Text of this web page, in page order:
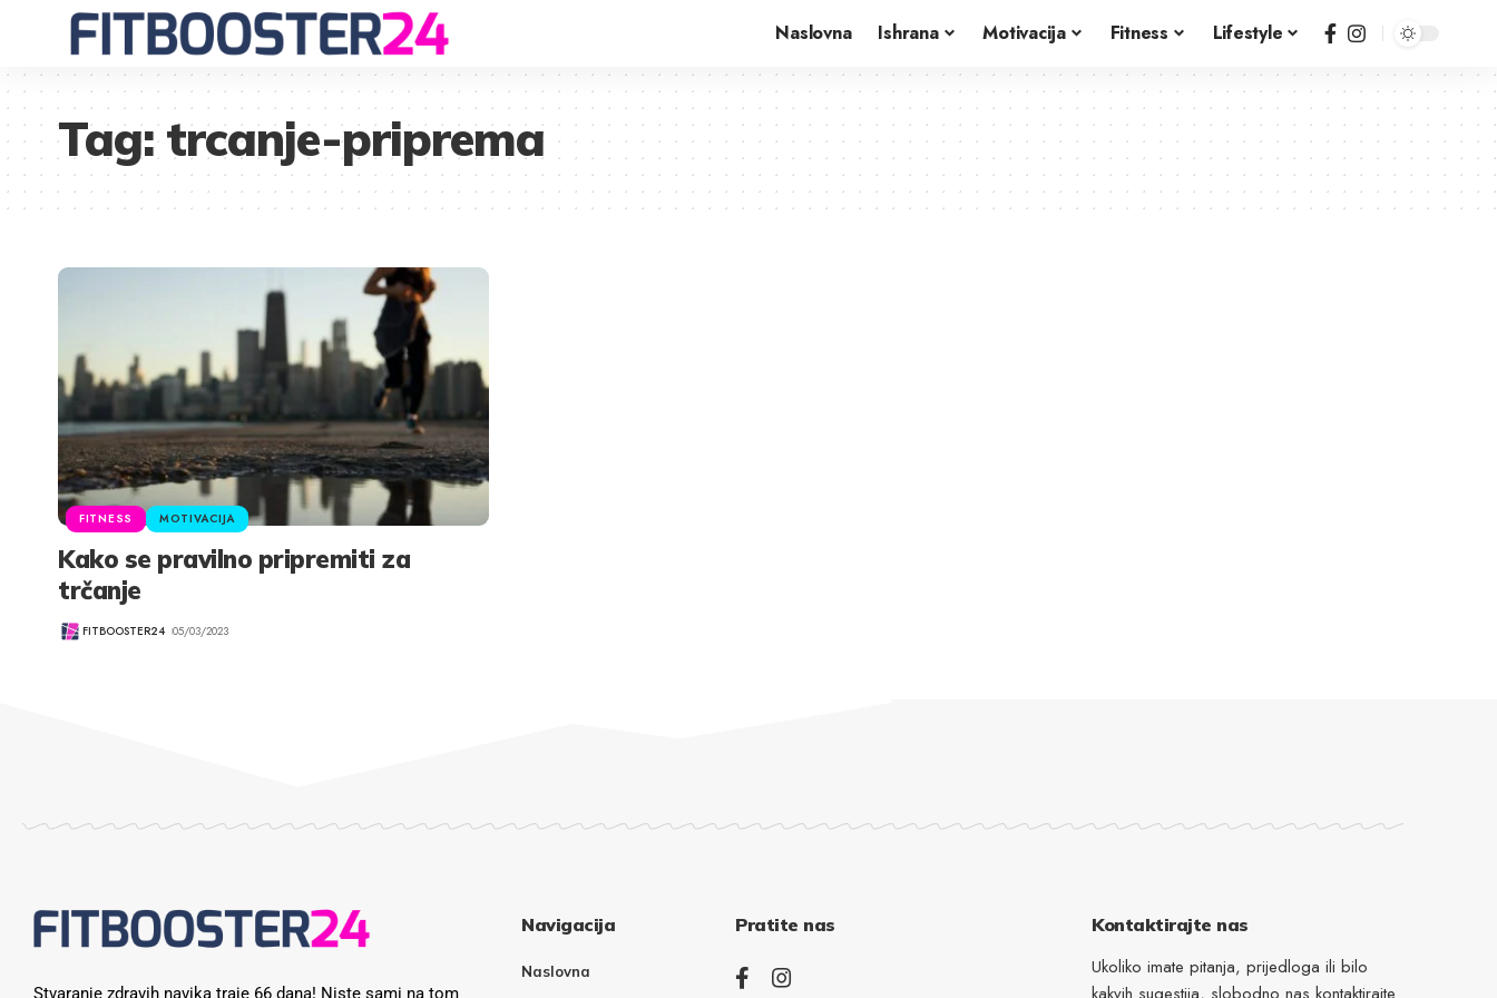
Naslovna Ishrana Motivacija Fitness Lifestyle
Tag:trcanje-priprema
FITNESS MOTIVACIJA
Kako se pravilno pripremiti za
trčanje
FITBOOSTER24 05/03/2023
Stvaranje zdravih navika traje 66 dana! Niste sami na tom
Navigacija
Naslovna
Pratite nas Kontaktirajte nas
Ukoliko imate pitanja, prijedloga ili bilo